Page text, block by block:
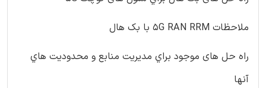
ملاحظات 5G RAN RRM با بک هال
راه حل های موجود براي مديريت منابع و محدوديت هاي
آنها